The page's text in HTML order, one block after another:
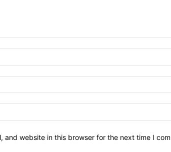
and website in this browser for the next time I